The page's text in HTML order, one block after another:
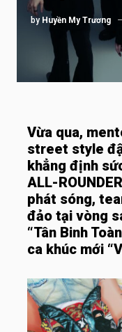
by Huyền My Trương
Vừa qua,
street style
khẳng định
ALL-
phát sóng,
đảo tại vòng
“Tân Binh
ca khúc mới